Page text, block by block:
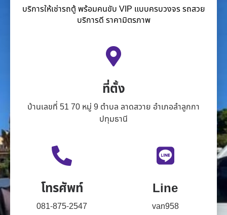
บริการให้เช่ารถตู้ พร้อมคนขับ VIP แบบครบวงจร รถสวย
บริการดี ราคามิตรภาพ
ที่ตั้ง
บ้านเลขที่ 51 70 หมู่ 9 ตำบล ลาดสวาย อำเภอลำลูกกา
ปทุมธานี
โทรศัพท์
081-875-2547
Line
van958